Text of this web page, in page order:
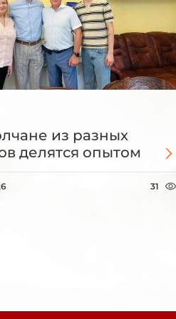
из разных
делятся опытом
31